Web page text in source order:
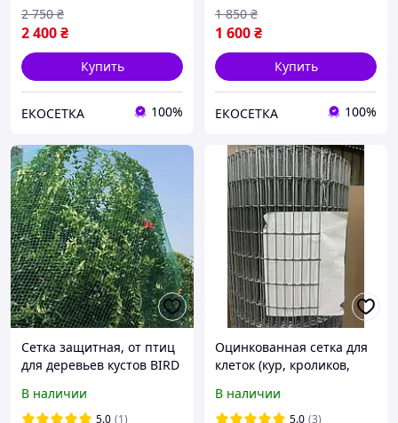
2 400₴
2 750 ₴
Купить
ЕКОСЕТКА 100%
1 600₴
1 850 ₴
Купить
ЕКОСЕТКА 100%
Сетка защитная, от птиц
для деревьев кустов BIRD
Польша
В наличии
5.0 (1)
Оцинкованная сетка для
клеток (кур, кроликов,
м
В наличии
5.0 (3)